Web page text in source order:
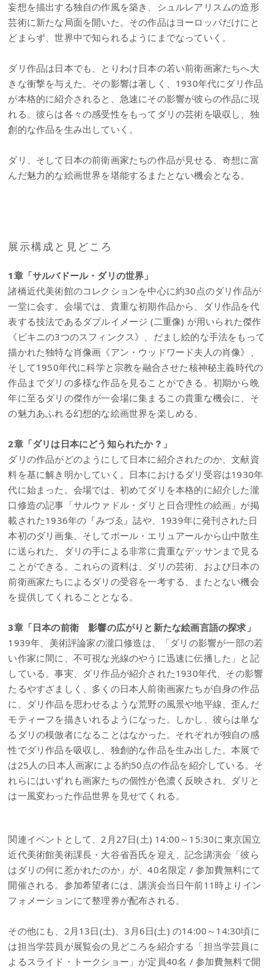
妄想を描出する独自の作風を築き、シュルレアリスムの造形
芸術に新たな局面を開いた。その作品はヨーロッパだけにと
どまらず、世界中で知られるようにまでなっていく。
ダリ作品は日本でも、とりわけ日本の若い前衛画家たちへ大
きな衝撃を与えた。その影響は著しく、1930年代にダリ作品
が本格的に紹介されると、急速にその影響が彼らの作品に現
れる。彼らは各々の感受性をもってダリの芸術を吸収し、独
創的な作品を生み出していく。
ダリ、そして日本の前衛画家たちの作品が見せる、奇想に富
んだ魅力的な絵画世界を堪能するまたとない機会となる。
展示構成と見どころ
1章「サルバドール・ダリの世界」
諸橋近代美術館のコレクションを中心に約30点のダリ作品が
一堂に会す。会場では、貴重な初期作品から、ダリ作品を代
表する技法であるダブルイメージ (二重像) が用いられた傑作
《ビキニの3つのスフィンクス》、だまし絵的な手法をもって
描かれた独特な肖像画《アン・ウッドワード夫人の肖像》、
そして1950年代に科学と宗教を融合させた核神秘主義時代の
作品までダリの多様な作品を見ることができる。初期から晩
年に至るダリの傑作が一会場に集まるこの貴重な機会に、そ
の魅力あふれる幻想的な絵画世界を楽しめる。
2章「ダリは日本にどう知られたか？」
ダリの作品がどのようにして日本に紹介されたのか、文献資
料を基に解き明かしていく。日本におけるダリ受容は1930年
代に始まった。会場では、初めてダリを本格的に紹介した瀧
口修造の記事「サルウァドル・ダリと日合理性の絵画」が掲
載された1936年の『みづゑ』誌や、1939年に発刊された日
本初のダリ画集、そしてポール・エリュアールから山中散生
に送られた、ダリの手による非常に貴重なデッサンまで見る
ことができる。これらの資料は、ダリの芸術、および日本の
前衛画家たちによるダリの受容を一考する、またとない機会
を提供してくれることとなる。
3章「日本の前衛 影響の広がりと新たな絵画言語の探求」
1939年、美術評論家の瀧口修造は、「ダリの影響が一部の若
い作家に間に、不可視な光線のやうに迅速に伝播した」と記
している。事実、ダリ作品が紹介された1930年代、その影響
たるやすざましく、多くの日本人前衛画家たちが自身の作品
に、ダリ作品を思わせるような荒野の風景や地平線、歪んだ
モティーフを描きいれるようになった。しかし、彼らは単な
るダリの模倣者になることはなかった。それぞれが独自の感
性でダリ作品を吸収し、独創的な作品を生み出した。本展で
は25人の日本人画家による約50点の作品を紹介している。そ
れらにはいずれも画家たちの個性が色濃く反映され、ダリと
は一風変わった作品世界を見せてくれる。
関連イベントとして、2月27日(土) 14:00～15:30に東京国立
近代美術館美術課長・大谷省吾氏を迎え、記念講演会「彼ら
はダリの何に惹かれたのか」が、40名限定 / 参加費無料にて
開催される。参加希望者には、講演会当日午前11時よりイン
フォメーションにて整理券が配布される。
その他にも、2月13日(土)、3月6日(土) の14:00～14:30頃に
は担当学芸員が展覧会の見どころを紹介する「担当学芸員に
よるスライド・トークショー」が定員40名 / 参加費無料で開